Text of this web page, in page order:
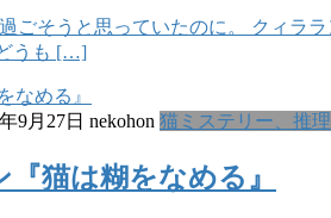
ごそうと思っていたのに。 クィラ
うも […]
9月27日 nekohon 猫ミステリー、推理
猫は糊をなめる』